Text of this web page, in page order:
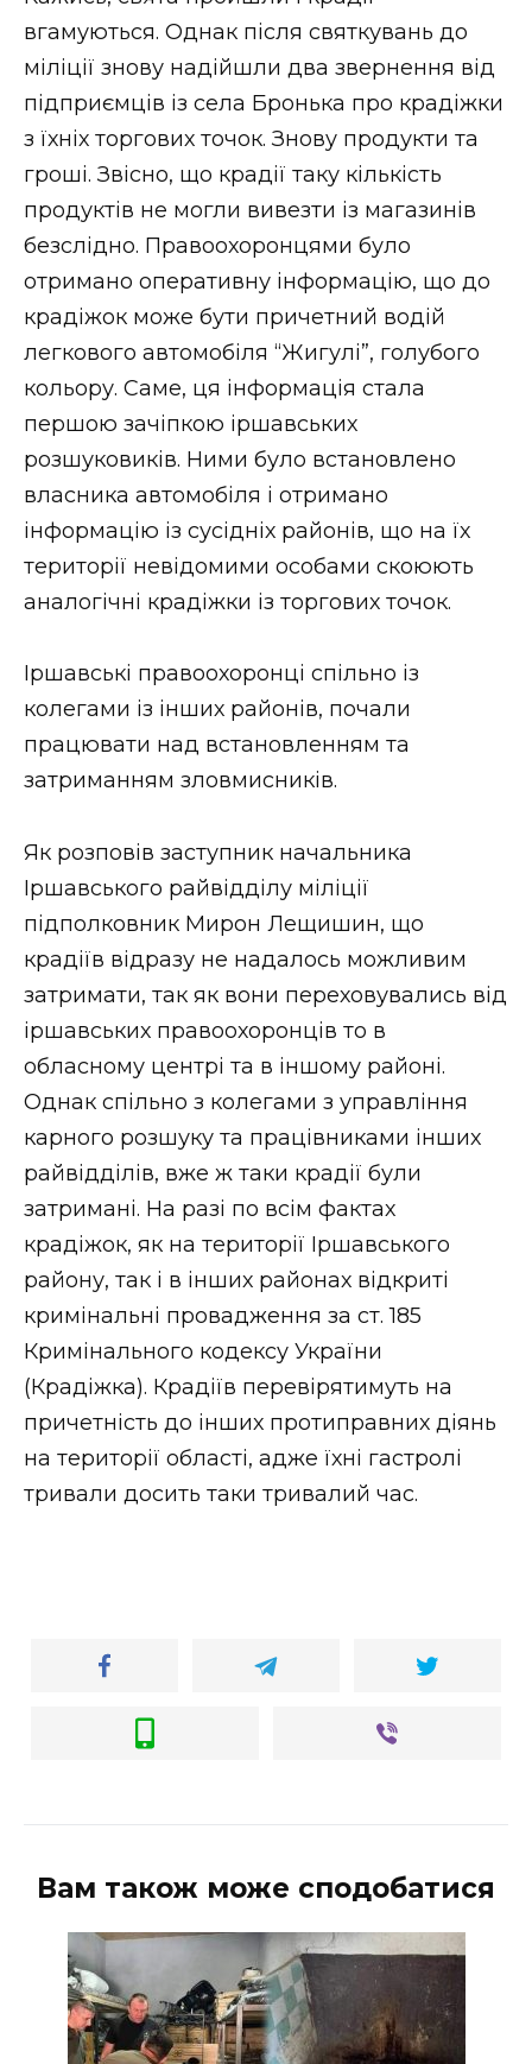
вгамуються. Однак після святкувань до
міліції знову надійшли два звернення від
підприємців із села Бронька про крадіжки
з їхніх торгових точок. Знову продукти та
гроші. Звісно, що крадії таку кількість
продуктів не могли вивезти із магазинів
безслідно. Правоохоронцями було
отримано оперативну інформацію, що до
крадіжок може бути причетний водій
легкового автомобіля “Жигулі”, голубого
кольору. Саме, ця інформація стала
першою зачіпкою іршавських
розшуковиків. Ними було встановлено
власника автомобіля і отримано
інформацію із сусідніх районів, що на їх
території невідомими особами скоюють
аналогічні крадіжки із торгових точок.
Іршавські правоохоронці спільно із
колегами із інших районів, почали
працювати над встановленням та
затриманням зловмисників.
Як розповів заступник начальника
Іршавського райвідділу міліції
підполковник Мирон Лещишин, що
крадіїв відразу не надалось можливим
затримати, так як вони переховувались від
іршавських правоохоронців то в
обласному центрі та в іншому районі.
Однак спільно з колегами з управління
карного розшуку та працівниками інших
райвідділів, вже ж таки крадії були
затримані. На разі по всім фактах
крадіжок, як на території Іршавського
району, так і в інших районах відкриті
кримінальні провадження за ст. 185
Кримінального кодексу України
(Крадіжка). Крадіїв перевірятимуть на
причетність до інших протиправних діянь
на території області, адже їхні гастролі
тривали досить таки тривалий час.
Вам також може сподобатися